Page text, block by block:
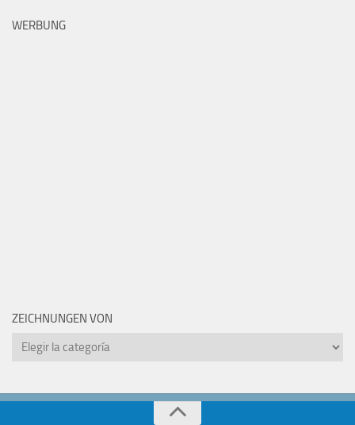
WERBUNG
ZEICHNUNGEN VON
Zeichnungen